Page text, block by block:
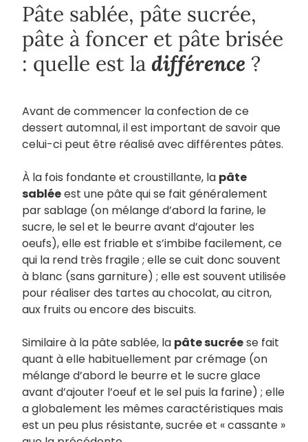
Pâte sablée, pâte sucrée,
pâte à foncer et pâte brisée
: quelle est la différence ?
Avant de commencer la confection de ce
dessert automnal, il est important de savoir que
celui-ci peut être réalisé avec différentes pâtes.
À la fois fondante et croustillante, la pâte
sabléeest une pâte qui se fait généralement
par sablage (on mélange d’abord la farine, le
sucre, le sel et le beurre avant d’ajouter les
oeufs), elle est friable et s’imbibe facilement, ce
qui la rend très fragile ; elle se cuit donc souvent
à blanc (sans garniture) ; elle est souvent utilisée
pour réaliser des tartes au chocolat, au citron,
aux fruits ou encore des biscuits.
Similaire à la pâte sablée, la pâte sucréese fait
quant à elle habituellement par crémage (on
mélange d’abord le beurre et le sucre glace
avant d’ajouter l’oeuf et le sel puis la farine) ; elle
a globalement les mêmes caractéristiques mais
est un peu plus résistante, sucrée et « cassante »